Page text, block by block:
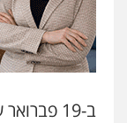
ב-19